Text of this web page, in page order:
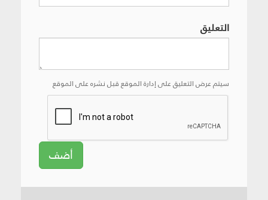
التعليق
سيتم عرض التعليق على إدارة الموقع قبل نشره على الموقع
أضف